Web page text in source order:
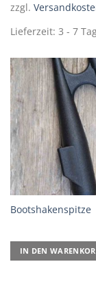
können
auf
Produktseite
gewählt
werden
zzgl.
Lieferzeit: 3 - 7
Bootshakenspitze
IN DEN